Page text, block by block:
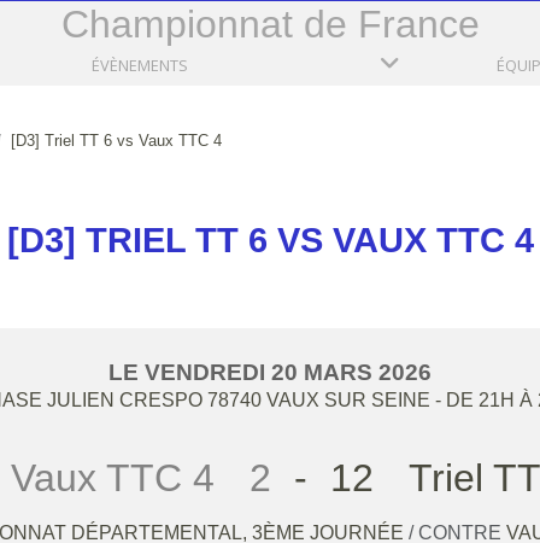
Championnat de France
ÉVÈNEMENTS
[D3] Triel TT 6 vs Vaux TTC 4
[D3] TRIEL TT 6 VS VAUX TTC 4
LE VENDREDI 20 MARS 2026
JULIEN CRESPO 78740 VAUX SUR SEINE - DE 21H À
Vaux TTC 4 2 - 12 Triel
DÉPARTEMENTAL, 3ÈME JOURNÉE / CONTRE